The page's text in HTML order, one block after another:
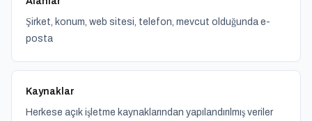
Şirket, konum, web sitesi, telefon, mevcut olduğunda e-
posta
Kaynaklar
Herkese açık işletme kaynaklarından yapılandırılmış veriler